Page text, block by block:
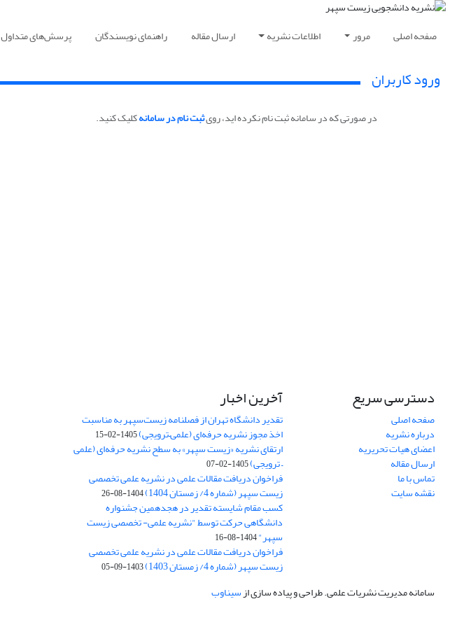
صفحه اصلی مرور اطلاعات نشریه ارسال مقاله راهنمای نویسندگان پرسش‌های متداول
ورود کاربران
در صورتی که در سامانه ثبت نام نکرده اید، رویثبت نام در سامانهکلیک کنید.
دسترسی سریع
صفحه اصلی
درباره نشریه
اعضای هیات تحریریه
ارسال مقاله
تماس با ما
نقشه سایت
آخرین اخبار
تقدیر دانشگاه تهران از فصلنامه زیست‌سپهر به مناسبت
اخذ مجوز نشریه حرفه‌ای (علمی–ترویجی)1405-02-15
ارتقای نشریه «زیست‌ سپهر» به سطح نشریه حرفه‌ای (علمی
– ترویجی)1405-02-07
فراخوان دریافت مقالات علمی در نشریه علمی تخصصی
زیست سپهر (شماره 4/ زمستان 1404) 1404-08-26
کسب مقام شایسته تقدیر در هجدهمین جشنواره
دانشگاهی حرکت توسط "نشریه علمی- تخصصی زیست
سپهر"1404-08-16
فراخوان دریافت مقالات علمی در نشریه علمی تخصصی
زیست سپهر (شماره 4/ زمستان 1403) 1403-09-05
سامانه مدیریت نشریات علمی.طراحی و پیاده سازی ازسیناوب